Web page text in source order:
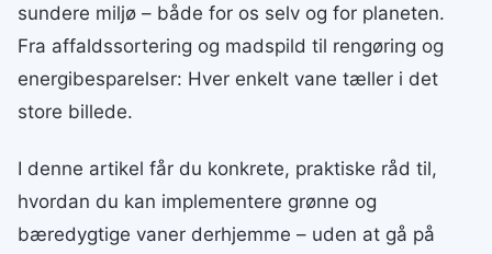
sundere miljø – både for os selv og for planeten.
Fra affaldssortering og madspild til rengøring og
energibesparelser: Hver enkelt vane tæller i det
store billede.
I denne artikel får du konkrete, praktiske råd til,
hvordan du kan implementere grønne og
bæredygtige vaner derhjemme – uden at gå på